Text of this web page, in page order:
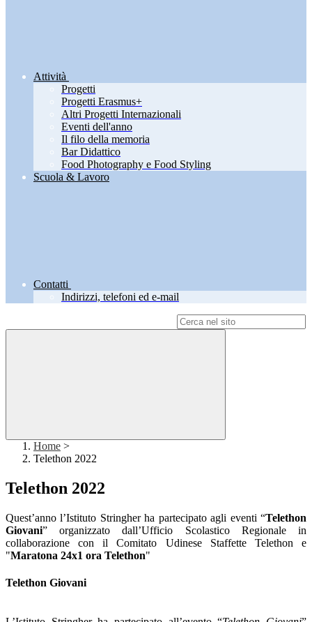
Attività
Progetti
Progetti Erasmus+
Altri Progetti Internazionali
Eventi dell'anno
Il filo della memoria
Bar Didattico
Food Photography e Food Styling
Scuola & Lavoro
Contatti
Indirizzi, telefoni ed e-mail
Home >
Telethon 2022
Telethon 2022
Quest’anno l’Istituto Stringher ha partecipato agli eventi “Telethon
Giovani” organizzato dall’Ufficio Scolastico Regionale in
collaborazione con il Comitato Udinese Staffette Telethon e
"Maratona 24x1 ora Telethon"
Telethon Giovani